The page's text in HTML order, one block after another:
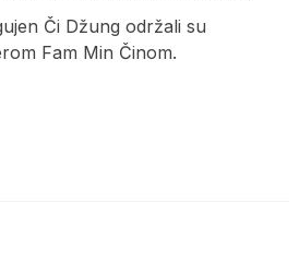
Či Džung održali su
Fam Min Činom.